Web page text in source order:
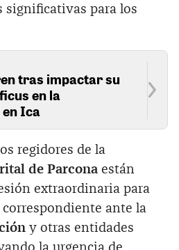
significativas para los
tras impactar su
en la
Ica
regidores de la
de Parcona están
extraordinaria para
ante la
y otras entidades